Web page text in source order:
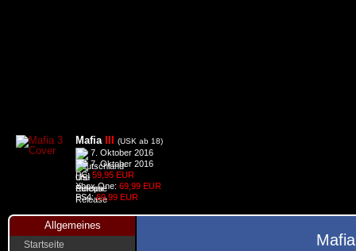
Mafia (USK ab 18)
7. Oktober 2016
7. Oktober 2016
PC: 59,95 EUR
Xbox One: 69,99 EUR
PS4:69,99 EUR
Allgemeines
Startseite